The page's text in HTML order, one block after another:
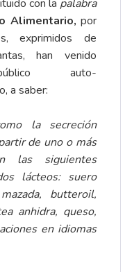
con la palabra
Alimentario, por
exprimidos de
han venido
auto-
a saber:
la secreción
de uno o más
las siguientes
lácteos: suero
butteroil,
anhidra, queso,
en idiomas